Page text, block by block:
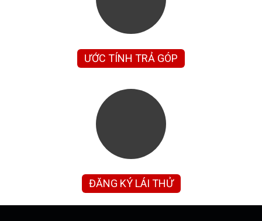
ƯỚC TÍNH TRẢ GÓP
ĐĂNG KÝ LÁI THỬ